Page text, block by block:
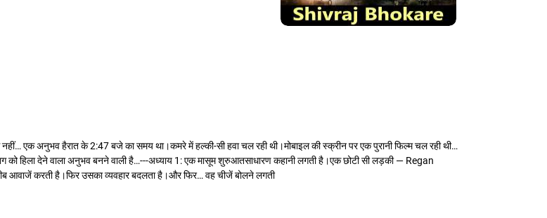
एक अनुभव हैरात के 2:47 बजे का समय था।कमरे में हल्की-सी हवा चल रही थी।मोबाइल की स्क्रीन पर एक पुरानी फिल्म चल रही थी…
को हिला देने वाला अनुभव बनने वाली है…---अध्याय 1: एक मासूम शुरुआतसाधारण कहानी लगती है।एक छोटी सी लड़की — Regan
आवाजें करती है।फिर उसका व्यवहार बदलता है।और फिर… वह चीजें बोलने लगती